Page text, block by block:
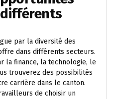
par la diversité des
dans différents secteurs.
la finance, la technologie, le
trouverez des possibilités
carrière dans le canton.
de choisir un